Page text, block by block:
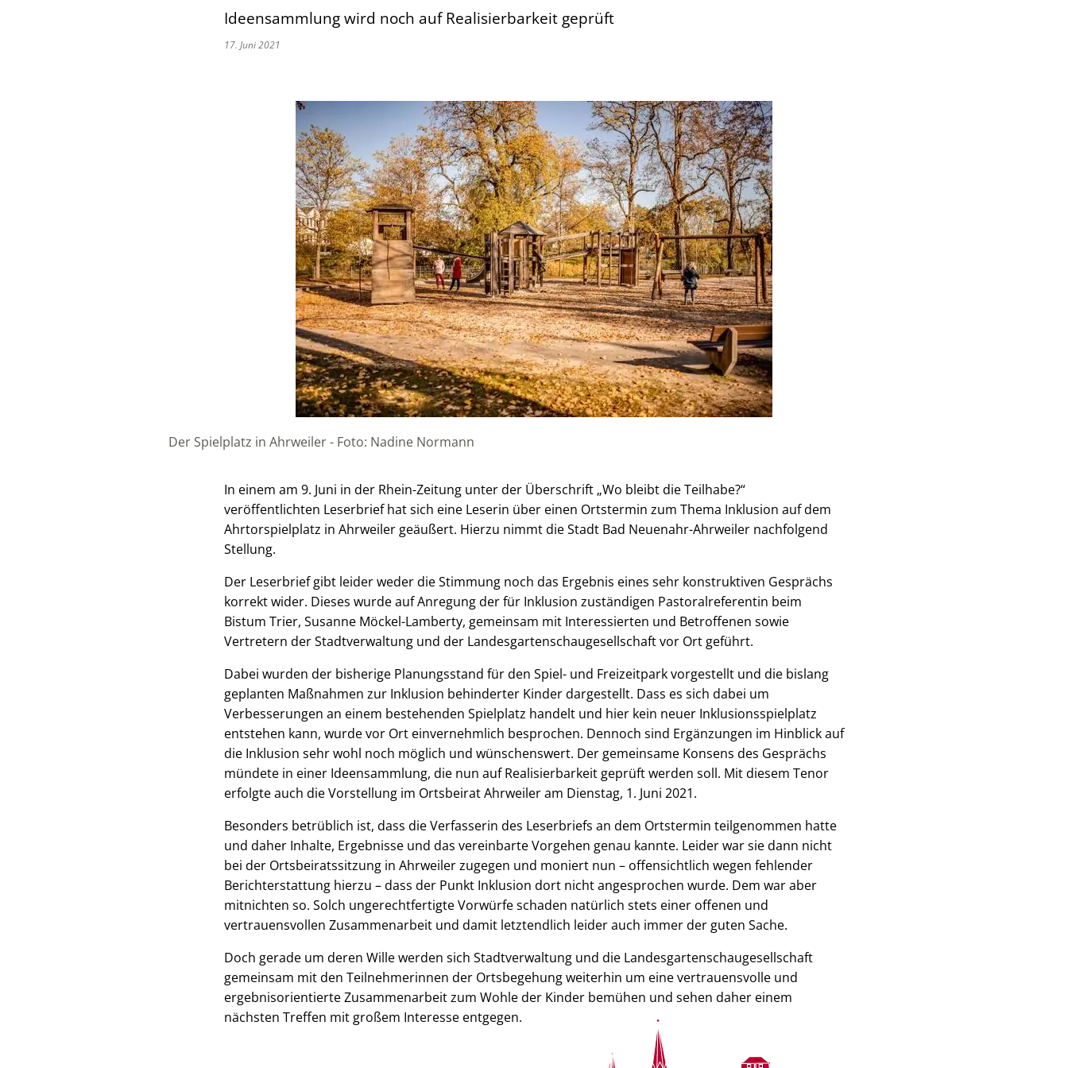
Ideensammlung wird noch auf Realisierbarkeit geprüft
17. Juni 2021
Der Spielplatz in Ahrweiler - Foto: Nadine Normann
In einem am 9. Juni in der Rhein-Zeitung unter der Überschrift „Wo bleibt die Teilhabe?“
veröffentlichten Leserbrief hat sich eine Leserin über einen Ortstermin zum Thema Inklusion auf dem
Ahrtorspielplatz in Ahrweiler geäußert. Hierzu nimmt die Stadt Bad Neuenahr-Ahrweiler nachfolgend
Stellung.
Der Leserbrief gibt leider weder die Stimmung noch das Ergebnis eines sehr konstruktiven Gesprächs
korrekt wider. Dieses wurde auf Anregung der für Inklusion zuständigen Pastoralreferentin beim
Bistum Trier, Susanne Möckel-Lamberty, gemeinsam mit Interessierten und Betroffenen sowie
Vertretern der Stadtverwaltung und der Landesgartenschaugesellschaft vor Ort geführt.
Dabei wurden der bisherige Planungsstand für den Spiel- und Freizeitpark vorgestellt und die bislang
geplanten Maßnahmen zur Inklusion behinderter Kinder dargestellt. Dass es sich dabei um
Verbesserungen an einem bestehenden Spielplatz handelt und hier kein neuer Inklusionsspielplatz
entstehen kann, wurde vor Ort einvernehmlich besprochen. Dennoch sind Ergänzungen im Hinblick auf
die Inklusion sehr wohl noch möglich und wünschenswert. Der gemeinsame Konsens des Gesprächs
mündete in einer Ideensammlung, die nun auf Realisierbarkeit geprüft werden soll. Mit diesem Tenor
erfolgte auch die Vorstellung im Ortsbeirat Ahrweiler am Dienstag, 1. Juni 2021.
Besonders betrüblich ist, dass die Verfasserin des Leserbriefs an dem Ortstermin teilgenommen hatte
und daher Inhalte, Ergebnisse und das vereinbarte Vorgehen genau kannte. Leider war sie dann nicht
bei der Ortsbeiratssitzung in Ahrweiler zugegen und moniert nun – offensichtlich wegen fehlender
Berichterstattung hierzu – dass der Punkt Inklusion dort nicht angesprochen wurde. Dem war aber
mitnichten so. Solch ungerechtfertigte Vorwürfe schaden natürlich stets einer offenen und
vertrauensvollen Zusammenarbeit und damit letztendlich leider auch immer der guten Sache.
Doch gerade um deren Wille werden sich Stadtverwaltung und die Landesgartenschaugesellschaft
gemeinsam mit den Teilnehmerinnen der Ortsbegehung weiterhin um eine vertrauensvolle und
ergebnisorientierte Zusammenarbeit zum Wohle der Kinder bemühen und sehen daher einem
nächsten Treffen mit großem Interesse entgegen.